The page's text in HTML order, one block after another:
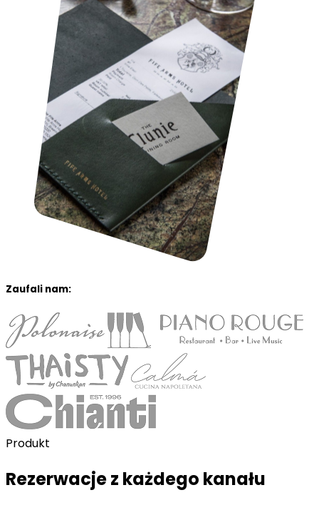
Zaufali nam:
Produkt
Rezerwacje z każdego kanału